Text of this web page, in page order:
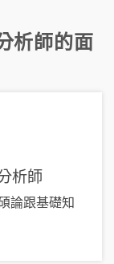
析師的面
析師
論跟基礎知